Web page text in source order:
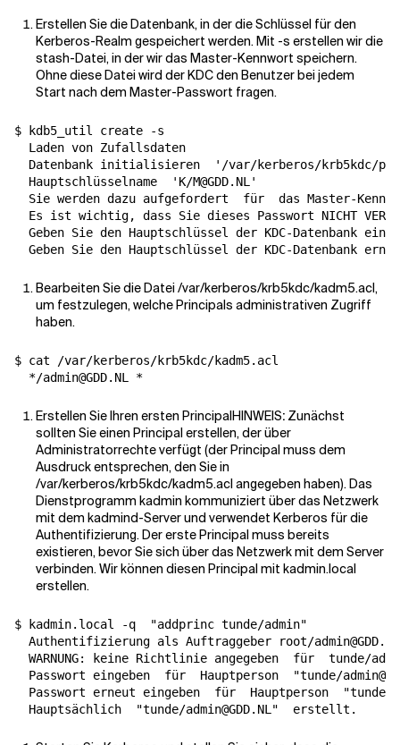
Erstellen Sie die Datenbank, in der die Schlüssel für den
Kerberos-Realm gespeichert werden. Mit -s erstellen wir die
stash-Datei, in der wir das Master-Kennwort speichern.
Ohne diese Datei wird der KDC den Benutzer bei jedem
Start nach dem Master-Passwort fragen.
$ kdb5_util create -s
  Laden von Zufallsdaten
  Datenbank initialisieren
'/var/kerberos/krb5kdc/
  Hauptschlüsselname
'K/M@GDD.NL'
  Sie werden dazu aufgefordert
für
das Master-
Es ist wichtig, dass Sie dieses Passwort NICHT
  Geben Sie den Hauptschlüssel der KDC-Datenbank ein:
Bearbeiten Sie die Datei /var/kerberos/krb5kdc/kadm5.acl,
um festzulegen, welche Principals administrativen Zugriff
haben.
$ cat /var/kerberos/krb5kdc/kadm5.acl
Erstellen Sie Ihren ersten PrincipalHINWEIS: Zunächst
sollten Sie einen Principal erstellen, der über
Administratorrechte verfügt (der Principal muss dem
Ausdruck entsprechen, den Sie in
/var/kerberos/krb5kdc/kadm5.acl angegeben haben). Das
Dienstprogramm kadmin kommuniziert über das Netzwerk
mit dem kadmind-Server und verwendet Kerberos für die
Authentifizierung. Der erste Principal muss bereits
existieren, bevor Sie sich über das Netzwerk mit dem Server
verbinden. Wir können diesen Principal mit kadmin.local
erstellen.
$ kadmin.local -q
"addprinc tunde/admin"
Authentifizierung als Auftraggeber root/
  WARNUNG: keine Richtlinie angegeben
für
tunde/
  Passwort eingeben
für
  Hauptperson
"tunde/
  Passwort erneut eingeben
für
  Hauptperson
"tunde/
  Hauptsächlich
"tunde/admin@GDD.NL"